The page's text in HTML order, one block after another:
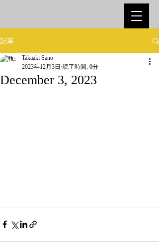
記事
December 3, 2023
Takaaki Sano
2023年12月3日 読了時間: 0分